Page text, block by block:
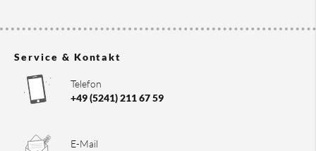
Service & Kontakt
Telefon
+49 (5241) 211 67 59
E-Mail